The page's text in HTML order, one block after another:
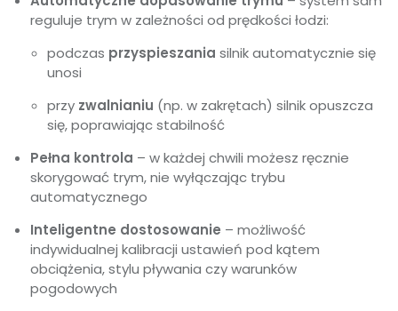
reguluje trym w zależności od prędkości łodzi:
podczas przyspieszania silnik automatycznie się
unosi
przy zwalnianiu (np. w zakrętach) silnik opuszcza
się, poprawiając stabilność
Pełna kontrola – w każdej chwili możesz ręcznie
skorygować trym, nie wyłączając trybu
automatycznego
Inteligentne dostosowanie – możliwość
indywidualnej kalibracji ustawień pod kątem
obciążenia, stylu pływania czy warunków
pogodowych